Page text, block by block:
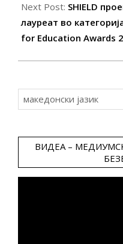
Next Post: SHIELD
лауреат во
for Education Awards
a
ВИДЕА –